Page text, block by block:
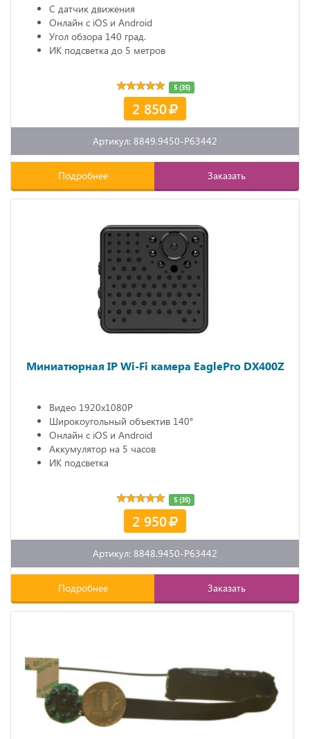
С датчик движения
Онлайн с iOS и Android
Угол обзора 140 град.
ИК подсветка до 5 метров
5 (35)
2 850
Артикул: 8849.9450-P63442
Подробнее Заказать
Миниатюрная IP Wi-Fi камера EaglePro DX400Z
Видео 1920х1080P
Широкоугольный объектив 140°
Онлайн с iOS и Android
Аккумулятор на 5 часов
ИК подсветка
5 (35)
2 950
Артикул: 8848.9450-P63442
Подробнее Заказать